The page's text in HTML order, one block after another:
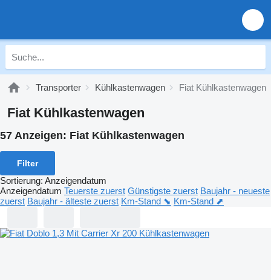
Transporter Kühlkastenwagen Fiat Kühlkastenwagen
Fiat Kühlkastenwagen
57 Anzeigen: Fiat Kühlkastenwagen
Filter
Sortierung: Anzeigendatum
Anzeigendatum Teuerste zuerst Günstigste zuerst Baujahr - neueste
zuerst Baujahr - älteste zuerst Km-Stand ⬊ Km-Stand ⬈